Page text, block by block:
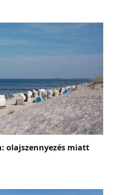
olajszennyezés miatt